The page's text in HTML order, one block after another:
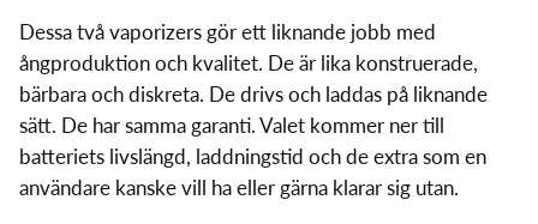
Dessa två vaporizers gör ett liknande jobb med
ångproduktion och kvalitet. De är lika konstruerade,
bärbara och diskreta. De drivs och laddas på liknande
sätt. De har samma garanti. Valet kommer ner till
batteriets livslängd, laddningstid och de extra som en
användare kanske vill ha eller gärna klarar sig utan.